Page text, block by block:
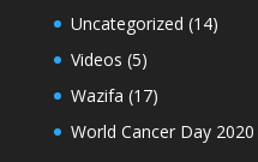
Uncategorized (14)
Videos (5)
Wazifa (17)
World Cancer Day 2020